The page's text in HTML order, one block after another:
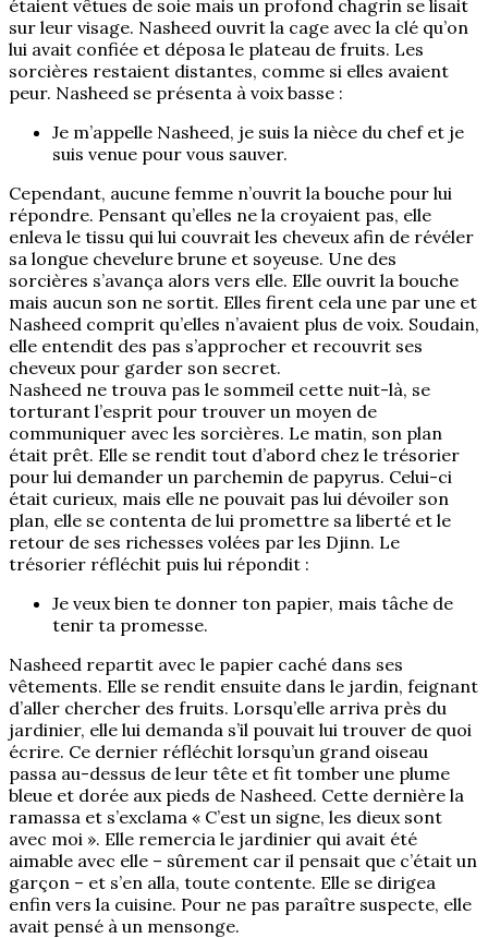
étaient vêtues de soie mais un profond chagrin se lisait
sur leur visage. Nasheed ouvrit la cage avec la clé qu’on
lui avait confiée et déposa le plateau de fruits. Les
sorcières restaient distantes, comme si elles avaient
peur. Nasheed se présenta à voix basse :
Je m’appelle Nasheed, je suis la nièce du chef et je
suis venue pour vous sauver.
Cependant, aucune femme n’ouvrit la bouche pour lui
répondre. Pensant qu’elles ne la croyaient pas, elle
enleva le tissu qui lui couvrait les cheveux afin de révéler
sa longue chevelure brune et soyeuse. Une des
sorcières s’avança alors vers elle. Elle ouvrit la bouche
mais aucun son ne sortit. Elles firent cela une par une et
Nasheed comprit qu’elles n’avaient plus de voix. Soudain,
elle entendit des pas s’approcher et recouvrit ses
cheveux pour garder son secret.
Nasheed ne trouva pas le sommeil cette nuit-là, se
torturant l’esprit pour trouver un moyen de
communiquer avec les sorcières. Le matin, son plan
était prêt. Elle se rendit tout d’abord chez le trésorier
pour lui demander un parchemin de papyrus. Celui-ci
était curieux, mais elle ne pouvait pas lui dévoiler son
plan, elle se contenta de lui promettre sa liberté et le
retour de ses richesses volées par les Djinn. Le
trésorier réfléchit puis lui répondit :
Je veux bien te donner ton papier, mais tâche de
tenir ta promesse.
Nasheed repartit avec le papier caché dans ses
vêtements. Elle se rendit ensuite dans le jardin, feignant
d’aller chercher des fruits. Lorsqu’elle arriva près du
jardinier, elle lui demanda s’il pouvait lui trouver de quoi
écrire. Ce dernier réfléchit lorsqu’un grand oiseau
passa au-dessus de leur tête et fit tomber une plume
bleue et dorée aux pieds de Nasheed. Cette dernière la
ramassa et s’exclama « C’est un signe, les dieux sont
avec moi ». Elle remercia le jardinier qui avait été
aimable avec elle – sûrement car il pensait que c’était un
garçon – et s’en alla, toute contente. Elle se dirigea
enfin vers la cuisine. Pour ne pas paraître suspecte, elle
avait pensé à un mensonge.